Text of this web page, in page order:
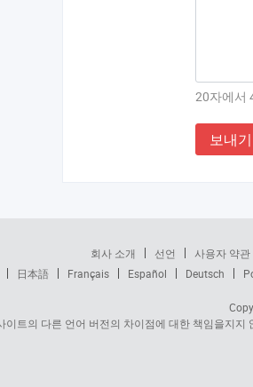
20자에서
보내기
회사 소개 선언 사용자 약관
日本語 Français Español Deutsch
이트의 다른 언어 버전의 차이점에 대한 책임을지